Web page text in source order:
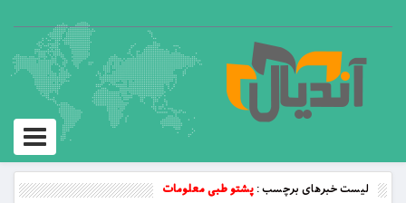
Toggle
لیست خبرهای برچسب :پشتو طبی معلومات